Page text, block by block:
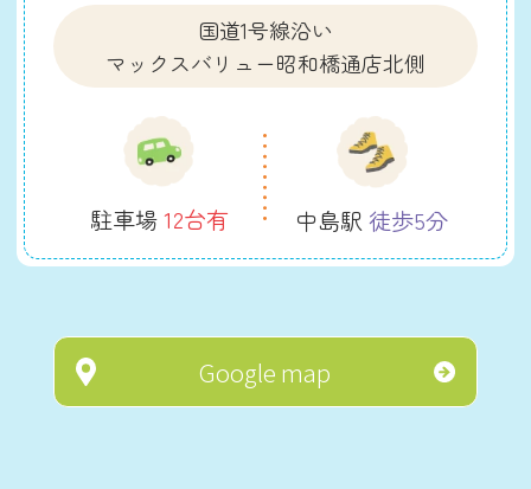
国道1号線沿い
マックスバリュー昭和橋通店北側
駐車場12台有 中島駅徒歩5分
Google map